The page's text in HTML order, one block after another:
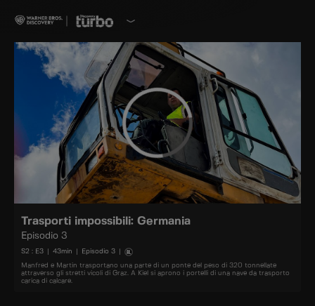
Trasporti impossibili: Germania
Episodio 3
S2 : E3 43min Episodio 3
Manfred e Martin trasportano una parte di un ponte del peso di 320 tonnellate
attraverso gli stretti vicoli di Graz. A Kiel si aprono i portelli di una nave da trasporto
carica di calcare.